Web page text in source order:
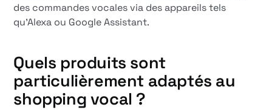
des commandes vocales via des appareils tels
qu'Alexa ou Google Assistant.
Quels produits sont
particulièrement adaptés au
shopping vocal ?